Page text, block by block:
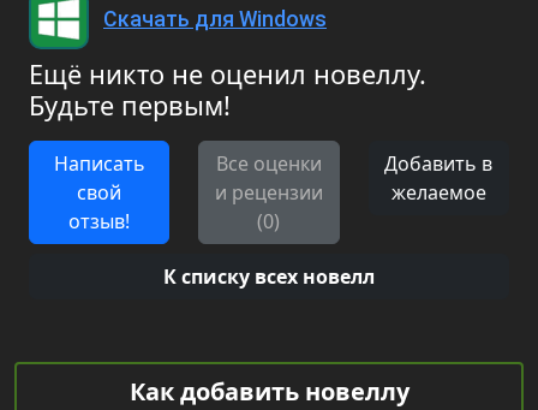
Скачать для Windows
Ещё никто не оценил новеллу.
Будьте первым!
Написать
свой
отзыв!
Все оценки
и рецензии
(0)
Добавить в
желаемое
К списку всех новелл
Как добавить новеллу